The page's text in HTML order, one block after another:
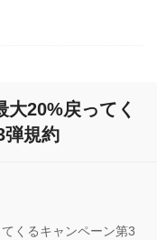
20%戻ってく
弾規約
くるキャンペーン第3